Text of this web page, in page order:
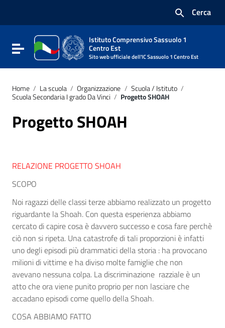
Vai al footer
Cerca
Attiva / disattiva la navigazione
Istituto Comprensivo Sassuolo 1
Centro Est
Sito web ufficiale dell'IC Sassuolo 1 Centro Est
Home / La scuola / Organizzazione / Scuola / Istituto /
Scuola Secondaria I grado Da Vinci / Progetto SHOAH
Progetto SHOAH
RELAZIONE PROGETTO SHOAH
SCOPO
Noi ragazzi delle classi terze abbiamo realizzato un progetto
riguardante la Shoah. Con questa esperienza abbiamo
cercato di capire cosa è davvero successo e cosa fare perchè
ciò non si ripeta. Una catastrofe di tali proporzioni è infatti
uno degli episodi più drammatici della storia : ha provocano
milioni di vittime e ha diviso molte famiglie che non
avevano nessuna colpa. La discriminazione razziale è un
atto che ora viene punito proprio per non lasciare che
accadano episodi come quello della Shoah.
COSA ABBIAMO FATTO